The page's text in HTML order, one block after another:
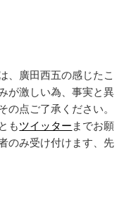
、廣田西五の感じたこ
が激しい為、事実と異
の点ご了承ください。
もツイッター までお願
のみ受け付けます、先